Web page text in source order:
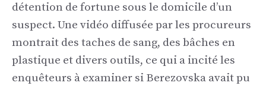
détention de fortune sous le domicile d’un
suspect. Une vidéo diffusée par les procureurs
montrait des taches de sang, des bâches en
plastique et divers outils, ce qui a incité les
enquêteurs à examiner si Berezovska avait pu